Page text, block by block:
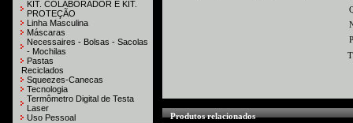
KIT. COLABORADOR E KIT.
PROTEÇÃO
Linha Masculina
Máscaras
Necessaires - Bolsas - Sacolas
- Mochilas
Pastas
Reciclados
Squeezes-Canecas
Tecnologia
Termômetro Digital de Testa
Laser
Uso Pessoal
Produtos relacionados